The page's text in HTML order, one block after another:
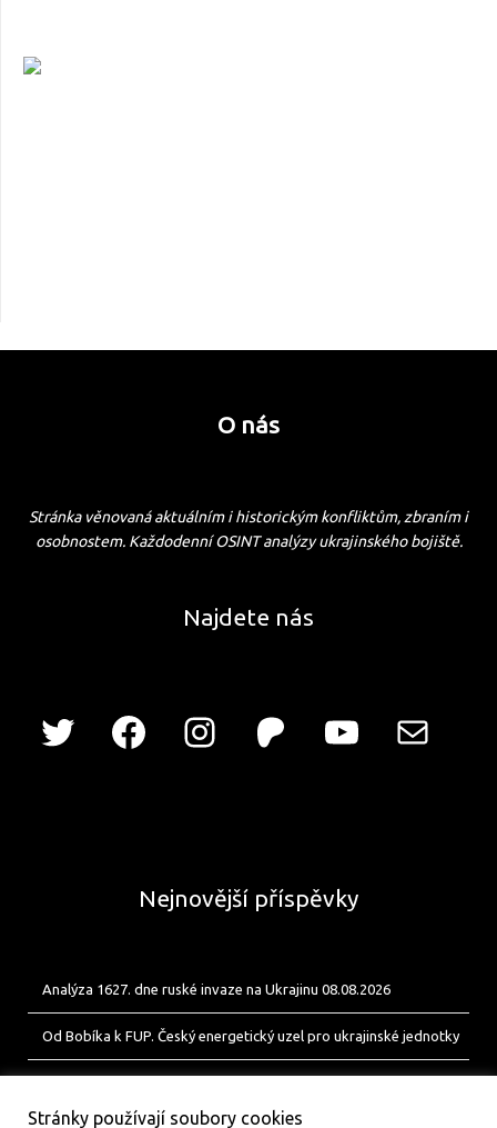
O nás
Stránka věnovaná aktuálním i historickým konfliktům, zbraním i
osobnostem. Každodenní OSINT analýzy ukrajinského bojiště.
Najdete nás
Nejnovější příspěvky
Analýza 1627. dne ruské invaze na Ukrajinu 08.08.2026
Od Bobíka k FUP. Český energetický uzel pro ukrajinské jednotky
Stránky používají soubory cookies